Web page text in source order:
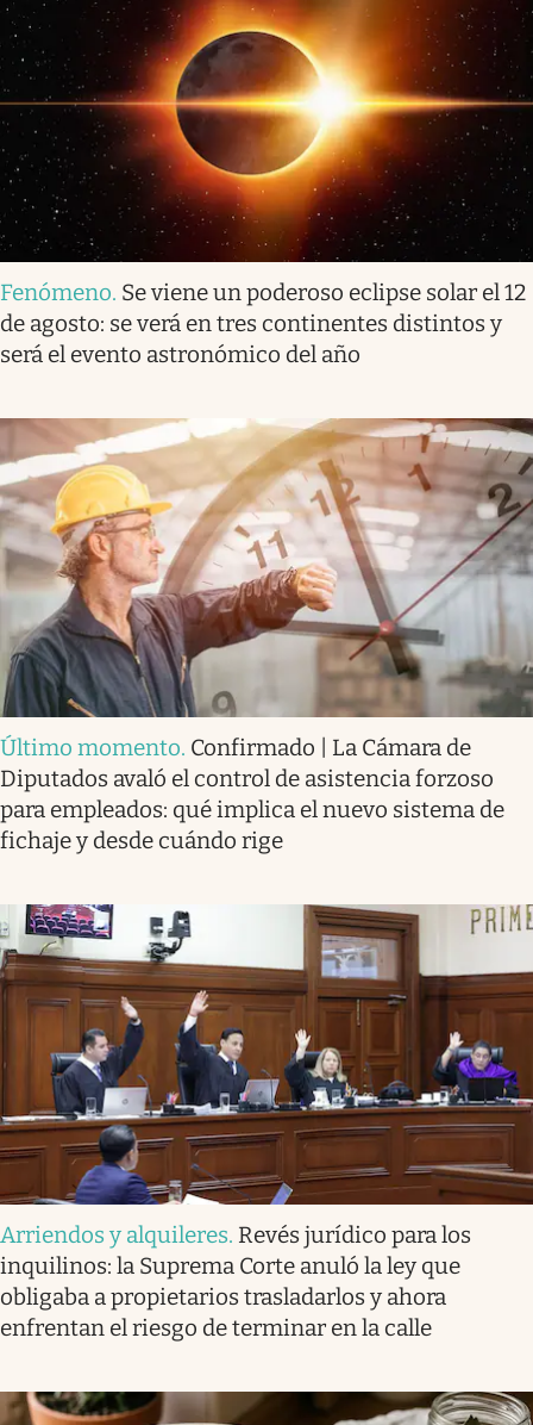
Fenómeno. Se viene un poderoso eclipse solar el 12
de agosto: se verá en tres continentes distintos y
será el evento astronómico del año
Último momento. Confirmado | La Cámara de
Diputados avaló el control de asistencia forzoso
para empleados: qué implica el nuevo sistema de
fichaje y desde cuándo rige
Arriendos y alquileres. Revés jurídico para los
inquilinos: la Suprema Corte anuló la ley que
obligaba a propietarios trasladarlos y ahora
enfrentan el riesgo de terminar en la calle